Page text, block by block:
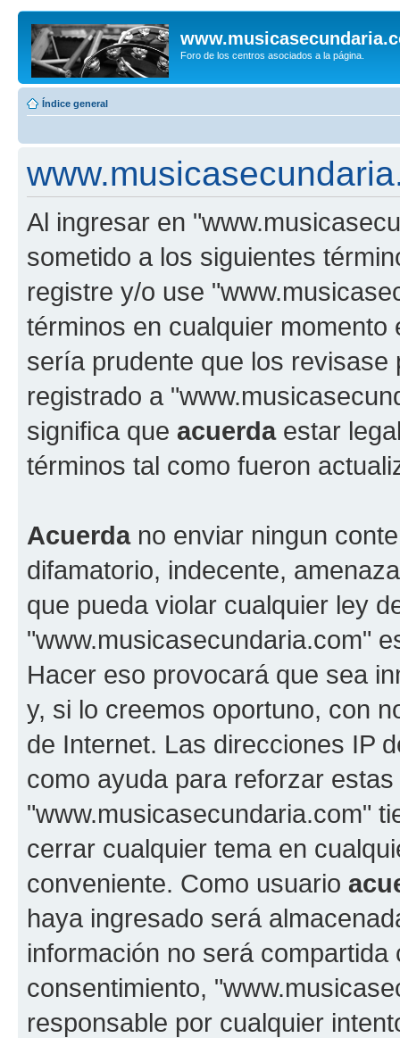
Foro de los centros asociados a la página.
Índice general
Al ingresar en
sometido a los siguientes
registre y/o use
términos en cualquier
sería prudente que los
registrado a
significa que acuerdaestar
términos tal como fueron
Acuerdano enviar ningun
difamatorio, indecente,
que pueda violar cualquier ley
"www.musicasecundaria.com"
Hacer eso provocará que sea
y, si lo creemos oportuno, con
de Internet. Las direcciones IP
como ayuda para reforzar
"www.musicasecundaria.com"
cerrar cualquier tema en
conveniente. Como usuario
haya ingresado será
información no será
consentimiento,
responsable por cualquier